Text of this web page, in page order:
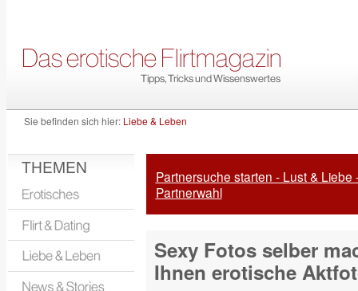
Sie befinden sich hier: Liebe & Leben
THEMEN
Partnersuche starten - Lust & Liebe
Partnerwahl
Sexy Fotos selber
Ihnen erotische